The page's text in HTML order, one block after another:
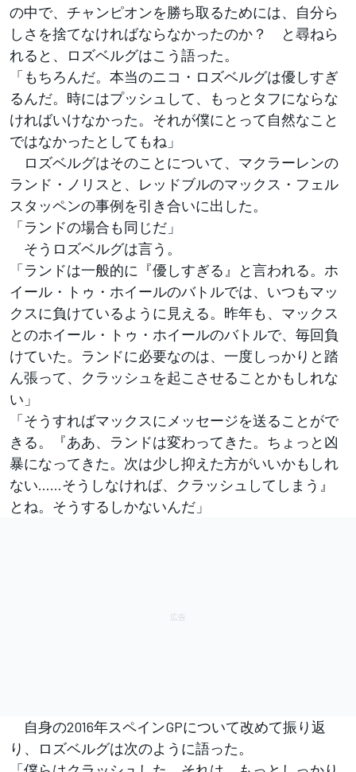
の中で、チャンピオンを勝ち取るためには、自分ら
しさを捨てなければならなかったのか？ と尋ねら
れると、ロズベルグはこう語った。
「もちろんだ。本当のニコ・ロズベルグは優しすぎ
るんだ。時にはプッシュして、もっとタフにならな
ければいけなかった。それが僕にとって自然なこと
ではなかったとしてもね」
ロズベルグはそのことについて、マクラーレンの
ランド・ノリスと、レッドブルのマックス・フェル
スタッペンの事例を引き合いに出した。
「ランドの場合も同じだ」
そうロズベルグは言う。
「ランドは一般的に『優しすぎる』と言われる。ホ
イール・トゥ・ホイールのバトルでは、いつもマッ
クスに負けているように見える。昨年も、マックス
とのホイール・トゥ・ホイールのバトルで、毎回負
けていた。ランドに必要なのは、一度しっかりと踏
ん張って、クラッシュを起こさせることかもしれな
い」
「そうすればマックスにメッセージを送ることがで
きる。『ああ、ランドは変わってきた。ちょっと凶
暴になってきた。次は少し抑えた方がいいかもしれ
ない……そうしなければ、クラッシュしてしまう』
とね。そうするしかないんだ」
自身の2016年スペインGPについて改めて振り返
り、ロズベルグは次のように語った。